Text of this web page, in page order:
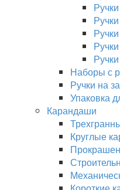
Наборы с
Ручки на
Упаковка
Карандаши
Круглые